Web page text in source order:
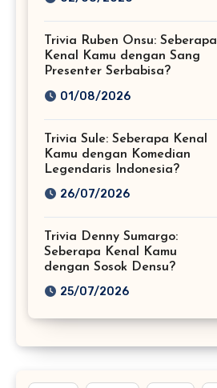
Trivia Ruben Onsu: Seberapa
Kenal Kamu dengan Sang
Presenter Serbabisa?
01/08/2026
Trivia Sule: Seberapa Kenal
Kamu dengan Komedian
Legendaris Indonesia?
26/07/2026
Trivia Denny Sumargo:
Seberapa Kenal Kamu
dengan Sosok Densu?
25/07/2026